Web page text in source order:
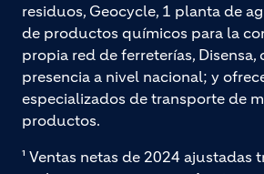
residuos, Geocycle, 1 planta de
de productos químicos para la
propia red de ferreterías, Disensa,
presencia a nivel nacional; y
especializados de transporte de
productos.
¹ Ventas netas de 2024 ajustadas